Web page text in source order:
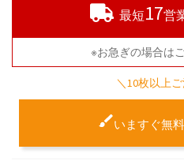
最短17営
※お急ぎの場合は
＼10枚以上
いますぐ無